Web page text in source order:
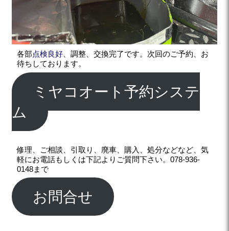
各部点検良好、調整、交換完了です。次回のご予約、お
待ちしております。
ミヤコオート予約システ
ム
修理、ご相談、引取り、廃車、購入、処分などなど、気
軽にお電話もしくは下記よりご質問下さい。078-936-
0148まで
お問合せ